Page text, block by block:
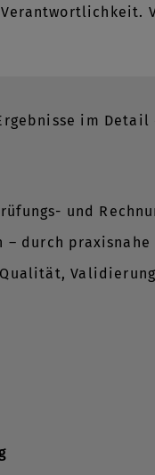
im
und
durch